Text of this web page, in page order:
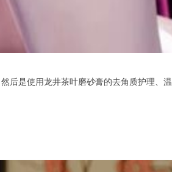
是使用龙井茶叶磨砂膏的去角质护理、